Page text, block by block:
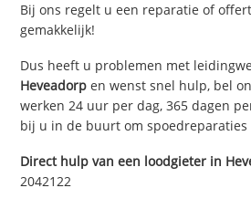
Bij ons regelt u een reparatie of
gemakkelijk!
Dus heeft u problemen met
Heveadorp en wenst snel hulp, bel
werken 24 uur per dag, 365 dagen
bij u in de buurt om spoedreparaties
Direct hulp van een loodgieter in
2042122